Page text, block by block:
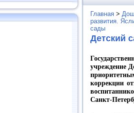
Главная >
развития.
сады
Детский
учреждение
коррекции
Санкт-